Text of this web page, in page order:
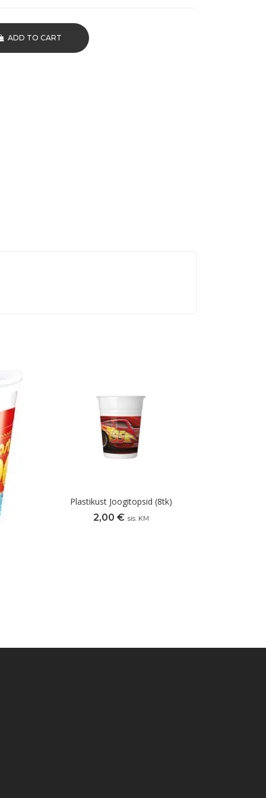
ADD TO CART
Plastikust Joogitopsid (8tk)
2,00 € sis. KM